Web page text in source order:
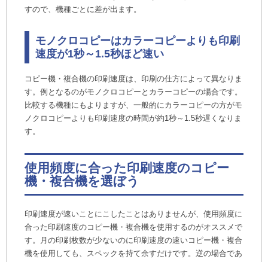
すので、機種ごとに差が出ます。
モノクロコピーはカラーコピーよりも印刷
速度が1秒～1.5秒ほど速い
コピー機・複合機の印刷速度は、印刷の仕方によって異なりま
す。例となるのがモノクロコピーとカラーコピーの場合です。
比較する機種にもよりますが、一般的にカラーコピーの方がモ
ノクロコピーよりも印刷速度の時間が約1秒～1.5秒遅くなりま
す。
使用頻度に合った印刷速度のコピー
機・複合機を選ぼう
印刷速度が速いことにこしたことはありませんが、使用頻度に
合った印刷速度のコピー機・複合機を使用するのがオススメで
す。月の印刷枚数が少ないのに印刷速度の速いコピー機・複合
機を使用しても、スペックを持て余すだけです。逆の場合であ